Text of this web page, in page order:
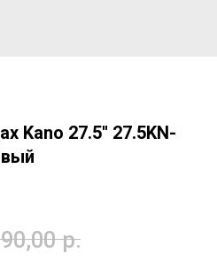
Kano 27.5'' 27.5KN-
р.